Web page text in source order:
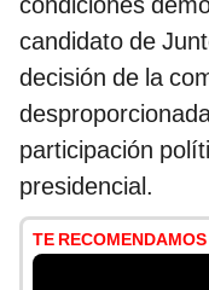
candidato de
decisión de la
participación
presidencial.
TE RECOMENDAMOS